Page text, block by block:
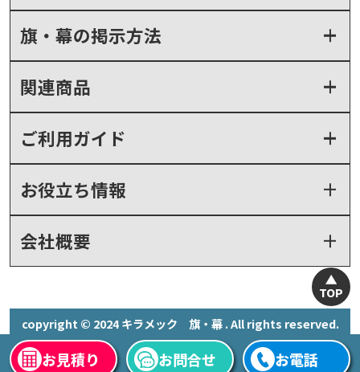
旗・幕の掲示方法
関連商品
ご利用ガイド
お役立ち情報
会社概要
copyright © 2024 キラメック 旗・幕 . All rights reserved.
TOP
お見積り お問合せ お電話